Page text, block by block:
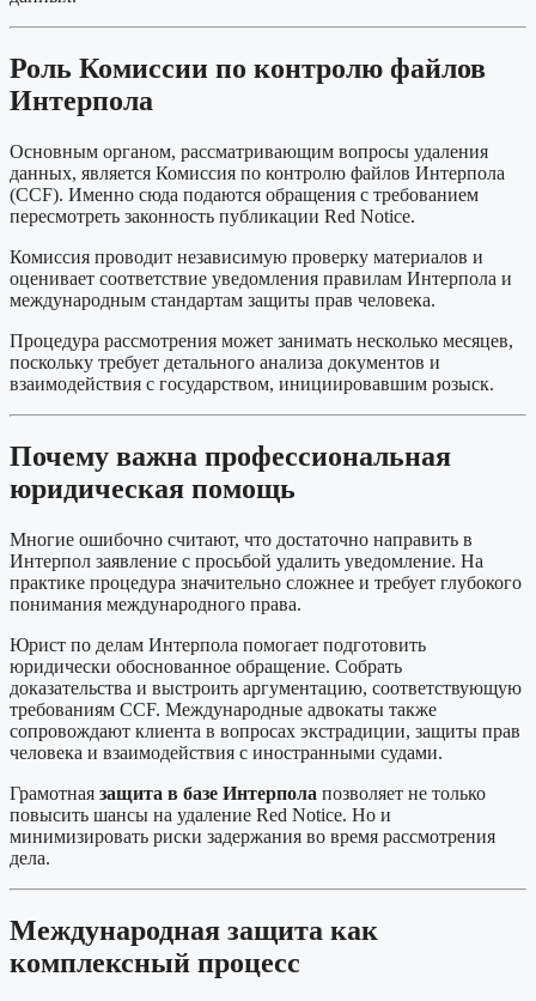
Роль Комиссии по контролю файлов
Интерпола
Основным органом, рассматривающим вопросы удаления
данных, является Комиссия по контролю файлов Интерпола
(CCF). Именно сюда подаются обращения с требованием
пересмотреть законность публикации Red Notice.
Комиссия проводит независимую проверку материалов и
оценивает соответствие уведомления правилам Интерпола и
международным стандартам защиты прав человека.
Процедура рассмотрения может занимать несколько месяцев,
поскольку требует детального анализа документов и
взаимодействия с государством, инициировавшим розыск.
Почему важна профессиональная
юридическая помощь
Многие ошибочно считают, что достаточно направить в
Интерпол заявление с просьбой удалить уведомление. На
практике процедура значительно сложнее и требует глубокого
понимания международного права.
Юрист по делам Интерпола помогает подготовить
юридически обоснованное обращение. Собрать
доказательства и выстроить аргументацию, соответствующую
требованиям CCF. Международные адвокаты также
сопровождают клиента в вопросах экстрадиции, защиты прав
человека и взаимодействия с иностранными судами.
Грамотная защита в базе Интерпола позволяет не только
повысить шансы на удаление Red Notice. Но и
минимизировать риски задержания во время рассмотрения
дела.
Международная защита как
комплексный процесс